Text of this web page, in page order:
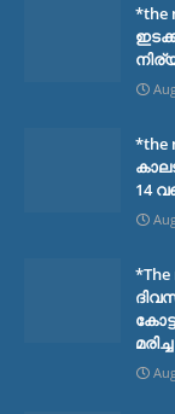
*the
*the
14